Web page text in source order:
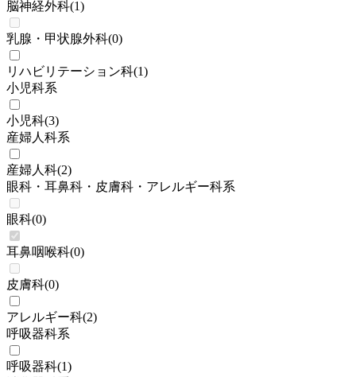
脳神経外科(1)
乳腺・甲状腺外科(0)
リハビリテーション科(1)
小児科系
小児科(3)
産婦人科系
産婦人科(2)
眼科・耳鼻科・皮膚科・アレルギー科系
眼科(0)
耳鼻咽喉科(0)
皮膚科(0)
アレルギー科(2)
呼吸器科系
呼吸器科(1)